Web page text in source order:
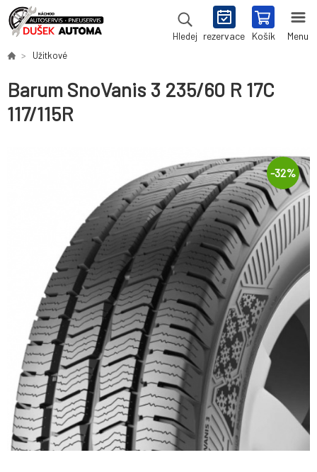
Hledej rezervace Košík Menu
Užitkové
Barum SnoVanis 3 235/60 R 17C
117/115R
-32%